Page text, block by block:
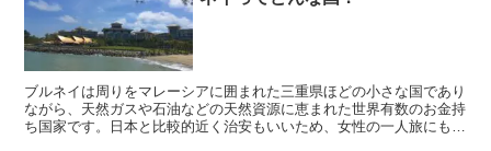
ブルネイは周りをマレーシアに囲まれた三重県ほどの小さな国であり
ながら、天然ガスや石油などの天然資源に恵まれた世界有数のお金持
ち国家です。日本と比較的近く治安もいいため、女性の一人旅にもお